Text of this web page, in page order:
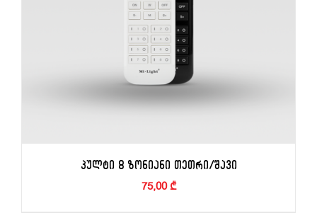
ᲞᲣᲚᲢᲘ 8 ᲖᲝᲜᲘᲐᲜᲘ ᲗᲔᲗᲠᲘ/ᲨᲐᲕᲘ
75,00₾